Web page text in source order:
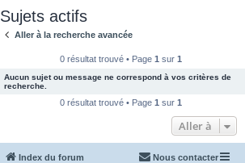
h
Sujets actifs
Aller à la recherche avancée
0 résultat trouvé • Page 1 sur 1
Aucun sujet ou message ne correspond à vos critères de
recherche.
0 résultat trouvé • Page 1 sur 1
Aller à
Index du forum Nous contacter